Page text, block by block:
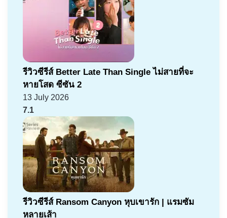
รีวิวซีรีส์ Better Late Than Single ไม่สายที่จะ
หายโสด ซีซัน 2
13 July 2026
7.1
รีวิวซีรีส์ Ransom Canyon หุบเขารัก | แรมซัม
หลายเส้า